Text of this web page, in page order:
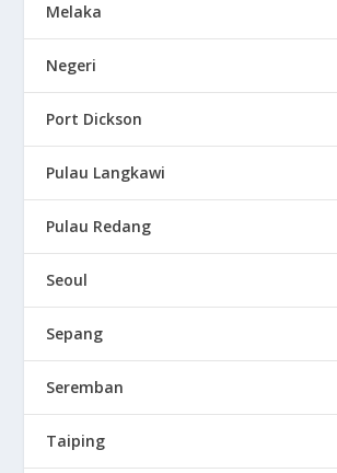
Melaka
Negeri
Port Dickson
Pulau Langkawi
Pulau Redang
Seoul
Sepang
Seremban
Taiping